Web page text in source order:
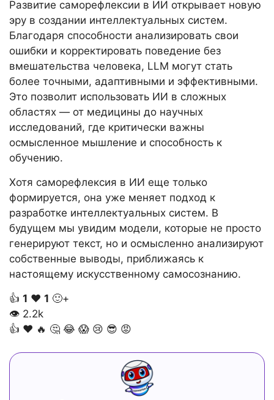
Развитие саморефлексии в ИИ открывает новую
эру в создании интеллектуальных систем.
Благодаря способности анализировать свои
ошибки и корректировать поведение без
вмешательства человека, LLM могут стать
более точными, адаптивными и эффективными.
Это позволит использовать ИИ в сложных
областях — от медицины до научных
исследований, где критически важны
осмысленное мышление и способность к
обучению.
Хотя саморефлексия в ИИ еще только
формируется, она уже меняет подход к
разработке интеллектуальных систем. В
будущем мы увидим модели, которые не просто
генерируют текст, но и осмысленно анализируют
собственные выводы, приближаясь к
настоящему искусственному самосознанию.
👍 1 ❤️ 1 🙂+
👁 2.2k
👍 ❤️ 🔥 🤔 😂 😱 😢 😎 😡